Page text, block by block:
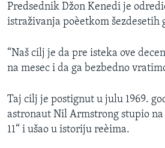
Predsednik Džon Kenedi je
istraživanja poèetkom šezdesetih
“Naš cilj je da pre isteka ove
na mesec i da ga bezbedno
Taj cilj je postignut u julu 1969.
astronaut Nil Armstrong stupio na
11“ i ušao u istoriju reèima.